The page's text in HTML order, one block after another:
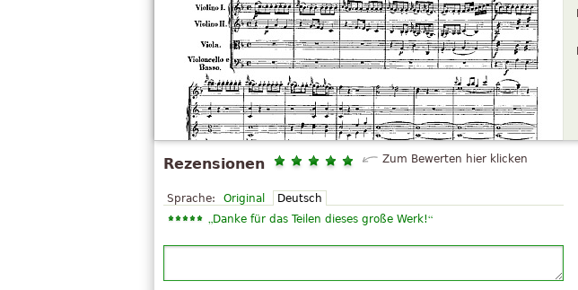
Rezensionen Zum Bewerten hier klicken
Sprache: Original Deutsch
„Danke für das Teilen dieses große Werk!“